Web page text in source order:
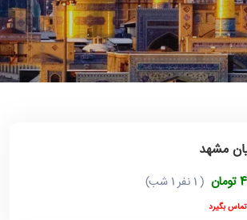
مشهد
( 1 نفر 1 شب)
بگیرد